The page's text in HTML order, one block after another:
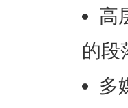
高
的段
多